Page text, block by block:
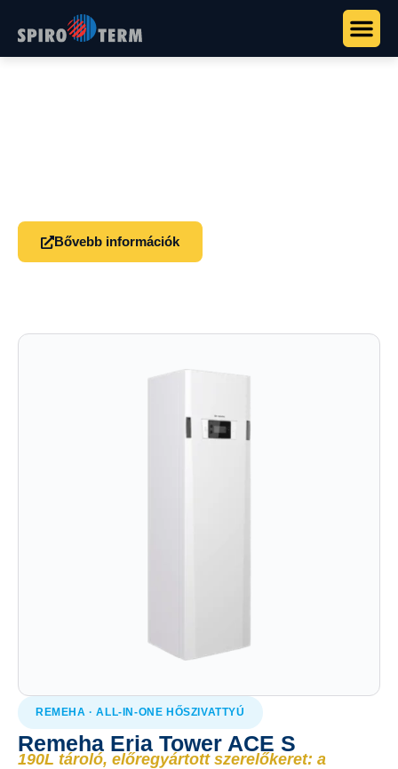
Bővebb információk
REMEHA · ALL-IN-ONE HŐSZIVATTYÚ
Remeha Eria Tower ACE S
190L tároló, előregyártott szerelőkeret: a